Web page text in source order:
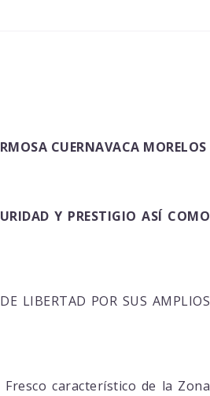
CUERNAVACA MORELOS
Y PRESTIGIO ASÍ COMO
LIBERTAD POR SUS AMPLIOS
característico de la Zona